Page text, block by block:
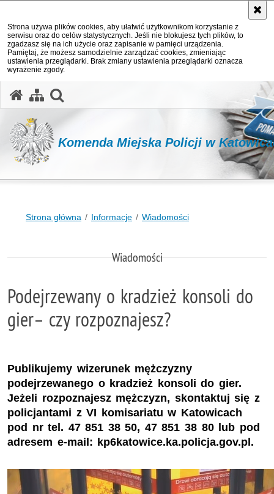
Strona używa plików cookies, aby ułatwić użytkownikom korzystanie z
serwisu oraz do celów statystycznych. Jeśli nie blokujesz tych plików, to
zgadzasz się na ich użycie oraz zapisanie w pamięci urządzenia.
Pamiętaj, że możesz samodzielnie zarządzać cookies, zmieniając
ustawienia przeglądarki. Brak zmiany ustawienia przeglądarki oznacza
wyrażenie zgody.
Komenda Miejska Policji w
Strona główna Informacje Wiadomości
Wiadomości
Podejrzewany o kradzież konsoli do
gier– czy rozpoznajesz?
Publikujemy wizerunek mężczyzny
podejrzewanego o kradzież konsoli do gier.
Jeżeli rozpoznajesz mężczyzn, skontaktuj się z
policjantami z VI komisariatu w Katowicach
pod nr tel. 47 851 38 50, 47 851 38 80 lub pod
adresem e-mail: kp6katowice.ka.policja.gov.pl.